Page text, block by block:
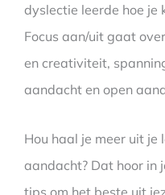
dyslectie leerde hoe je
Focus aan/uit gaat
en creativiteit,
aandacht en open
Hou haal je meer uit je
aandacht? Dat hoor in